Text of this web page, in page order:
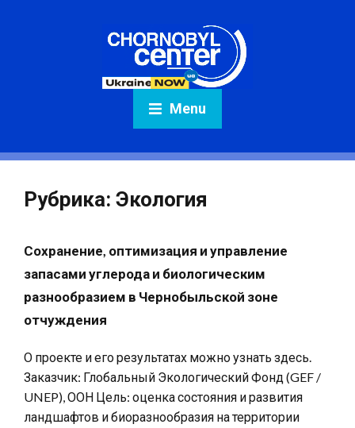
Menu
Рубрика: Экология
Сохранение, оптимизация и управление
запасами углерода и биологическим
разнообразием в Чернобыльской зоне
отчуждения
О проекте и его результатах можно узнать здесь.
Заказчик: Глобальный Экологический Фонд (GEF /
UNEP), ООН Цель: оценка состояния и развития
ландшафтов и биоразнообразия на территории